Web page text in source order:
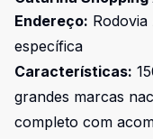
Endereço:
específica
Características:
grandes marcas
completo com